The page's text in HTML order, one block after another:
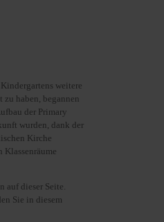
weitere
zu haben, begannen
der Primary
wurden, dank der
Kirche
Klassenräume
auf dieser Seite.
Sie in diesem